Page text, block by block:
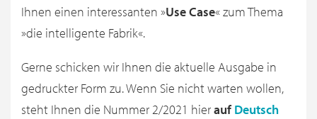
Ihnen einen interessanten »Use Case« zum Thema
»die intelligente Fabrik«.
Gerne schicken wir Ihnen die aktuelle Ausgabe in
gedruckter Form zu. Wenn Sie nicht warten wollen,
steht Ihnen die Nummer 2/2021 hieraufDeutsch